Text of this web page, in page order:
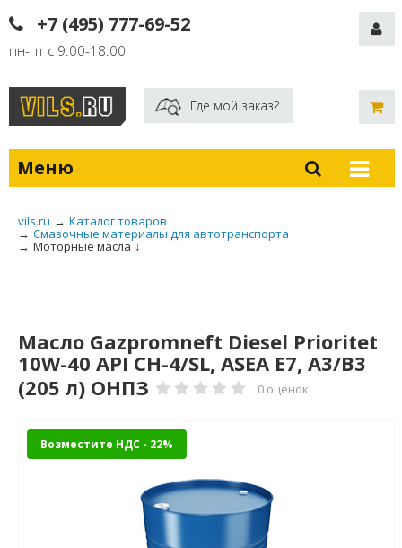
+7 (495) 777-69-52
пн-пт с 9:00-18:00
Где мой заказ?
Меню
vils.ru → Каталог товаров
→ Смазочные материалы для автотранспорта
→ Моторные масла ↓
Масло Gazpromneft Diesel Prioritet
10W-40 API CH-4/SL, ASEA E7, A3/B3
(205 л) ОНПЗ
0 оценок
Возместите НДС - 22%